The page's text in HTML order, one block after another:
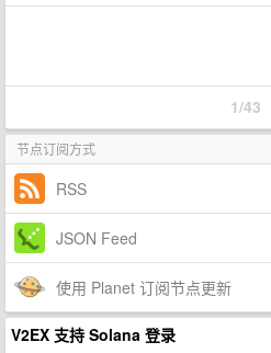
1/43
节点订阅方式
RSS
JSON Feed
使用 Planet 订阅节点更新
V2EX 支持 Solana 登录